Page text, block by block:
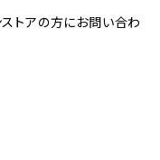
トアの方にお問い合わ